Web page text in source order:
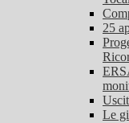
25
Le